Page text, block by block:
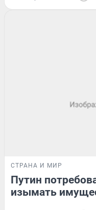
СТРАНА И МИР
Путин
изымать